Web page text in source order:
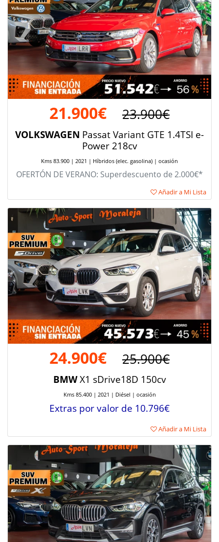
21.900€ 23.900€
VOLKSWAGEN Passat Variant GTE 1.4TSI e-
Power 218cv
Kms 83.900 | 2021 | Híbridos (elec. gasolina) | ocasión
OFERTÓN DE VERANO: Superdescuento de 2.000€*
Añadir a Mi Lista
24.900€ 25.900€
BMWX1 sDrive18D 150cv
Kms 85.400 | 2021 | Diésel | ocasión
Extras por valor de 10.796€
Añadir a Mi Lista